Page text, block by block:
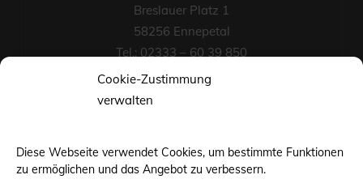
Cookie-Zustimmung
verwalten
Diese Webseite verwendet Cookies, um bestimmte Funktionen
zu ermöglichen und das Angebot zu verbessern.
Breslauer Platz 1
58256 Ennepetal
Tel.: 02333 – 60 39 850
Fax-Nr.: 02333 – 60 39 852